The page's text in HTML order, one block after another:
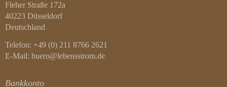
Fleher Straße 172a
40223 Düsseldorf
Deutschland
Telefon: +49 (0) 211 8766 2621
E-Mail: buero@lebensstrom.de
Bankkonto